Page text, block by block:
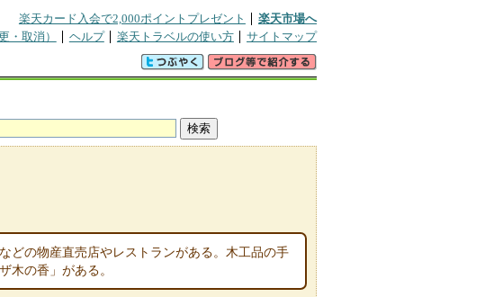
楽天カード入会で2,000ポイントプレゼント
楽天市場へ
・取消） ヘルプ 楽天トラベルの使い方 サイトマップ
どの物産直売店やレストランがある。木工品の手
木の香」がある。